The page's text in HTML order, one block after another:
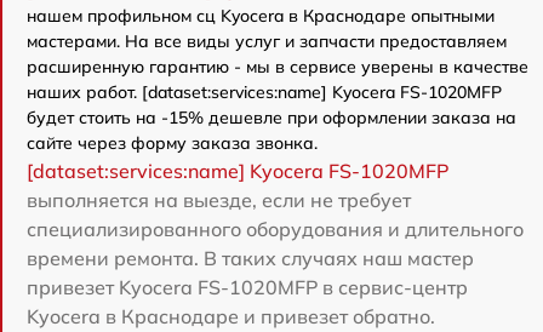
нашем профильном сц Kyocera в Краснодаре опытными
мастерами. На все виды услуг и запчасти предоставляем
расширенную гарантию - мы в сервисе уверены в качестве
наших работ. [dataset:services:name] Kyocera FS-1020MFP
будет стоить на -15% дешевле при оформлении заказа на
сайте через форму заказа звонка.
[dataset:services:name] Kyocera FS-1020MFP
выполняется на выезде, если не требует
специализированного оборудования и длительного
времени ремонта. В таких случаях наш мастер
привезет Kyocera FS-1020MFP в сервис-центр
Kyocera в Краснодаре и привезет обратно.